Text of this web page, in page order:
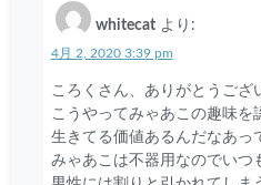
whitecat より:
4月 2, 2020 3:39 pm
ころくさん、ありがとうござ
こうやってみゃあこの趣味を
生きてる価値あるんだなあ
みゃあこは不器用なのでいつ